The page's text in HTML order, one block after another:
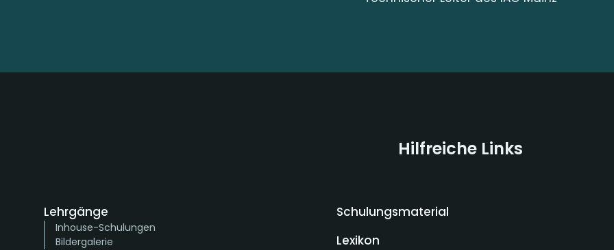
Hilfreiche Links
Lehrgänge
Inhouse-Schulungen
Bildergalerie
Schulungsmaterial
Lexikon